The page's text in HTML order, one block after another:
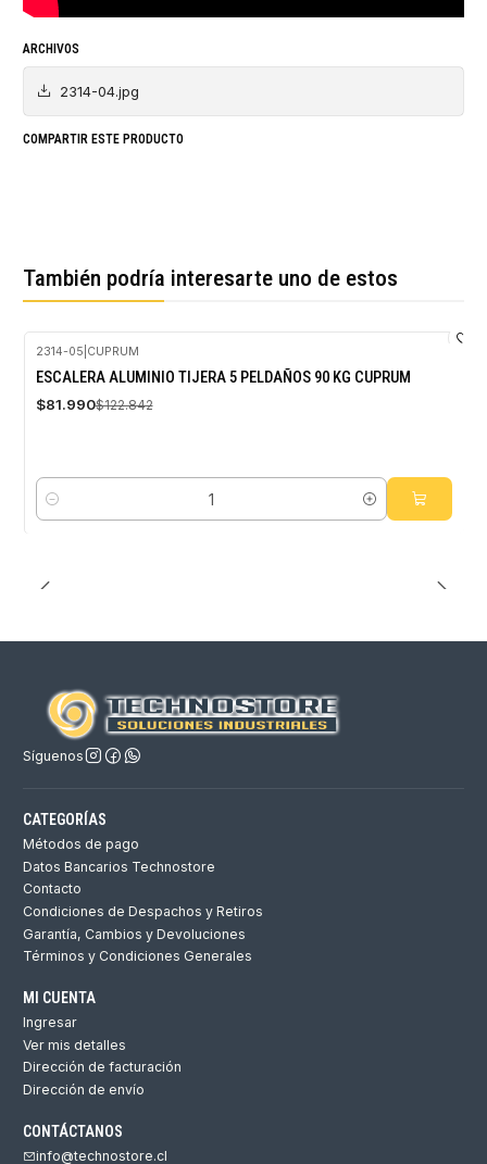
ARCHIVOS
2314-04.jpg
COMPARTIR ESTE PRODUCTO
También podría interesarte uno de estos
-33%
OFF
2314-05 CUPRUM
ESCALERA ALUMINIO TIJERA 5 PELDAÑOS 90 KG CUPRUM
$81.990$122.842
Cantidad
Síguenos
CATEGORÍAS
Métodos de pago
Datos Bancarios Technostore
Contacto
Condiciones de Despachos y Retiros
Garantía, Cambios y Devoluciones
Términos y Condiciones Generales
MI CUENTA
Ingresar
Ver mis detalles
Dirección de facturación
Dirección de envío
CONTÁCTANOS
info@technostore.cl